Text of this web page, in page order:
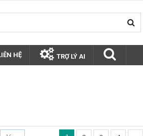
HỆ TRỢ LÝ AI